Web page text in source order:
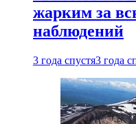
жарким за
наблюдений
3 года спустя3 года